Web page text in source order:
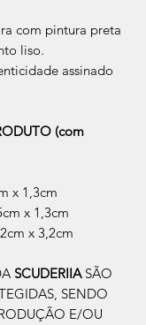
com pintura preta
liso.
assinado
(com
x 1,3cm
x 1,3cm
x 3,2cm
SCUDERIIA SÃO
SENDO
E/OU